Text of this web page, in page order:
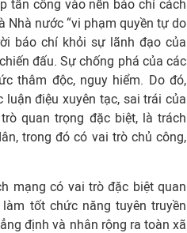
tấn công vào nền báo chí cách
Nhà nước “vi phạm quyền tự do
báo chí khỏi sự lãnh đạo của
đấu. Sự chống phá của các
thâm độc, nguy hiểm. Do đó,
điệu xuyên tạc, sai trái của
quan trọng đặc biệt, là trách
trong đó có vai trò chủ công,
mạng có vai trò đặc biệt quan
tốt chức năng tuyên truyền
định và nhân rộng ra toàn xã